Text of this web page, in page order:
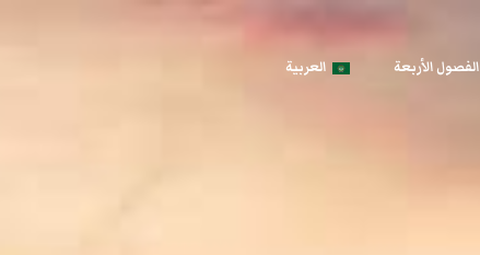
الفصول الأربعة العربية